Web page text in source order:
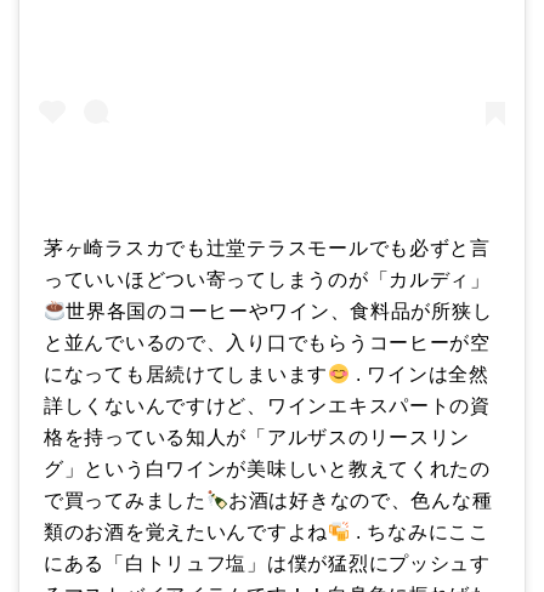
茅ヶ崎ラスカでも辻堂テラスモールでも必ずと言
っていいほどつい寄ってしまうのが「カルディ」
世界各国のコーヒーやワイン、食料品が所狭し
と並んでいるので、入り口でもらうコーヒーが空
になっても居続けてしまいます
. ワインは全然
詳しくないんですけど、ワインエキスパートの資
格を持っている知人が「アルザスのリースリン
グ」という白ワインが美味しいと教えてくれたの
で買ってみました
お酒は好きなので、色んな種
類のお酒を覚えたいんですよね
. ちなみにここ
にある「白トリュフ塩」は僕が猛烈にプッシュす